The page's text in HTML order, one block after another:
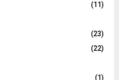
(11)
(23)
(22)
(1)